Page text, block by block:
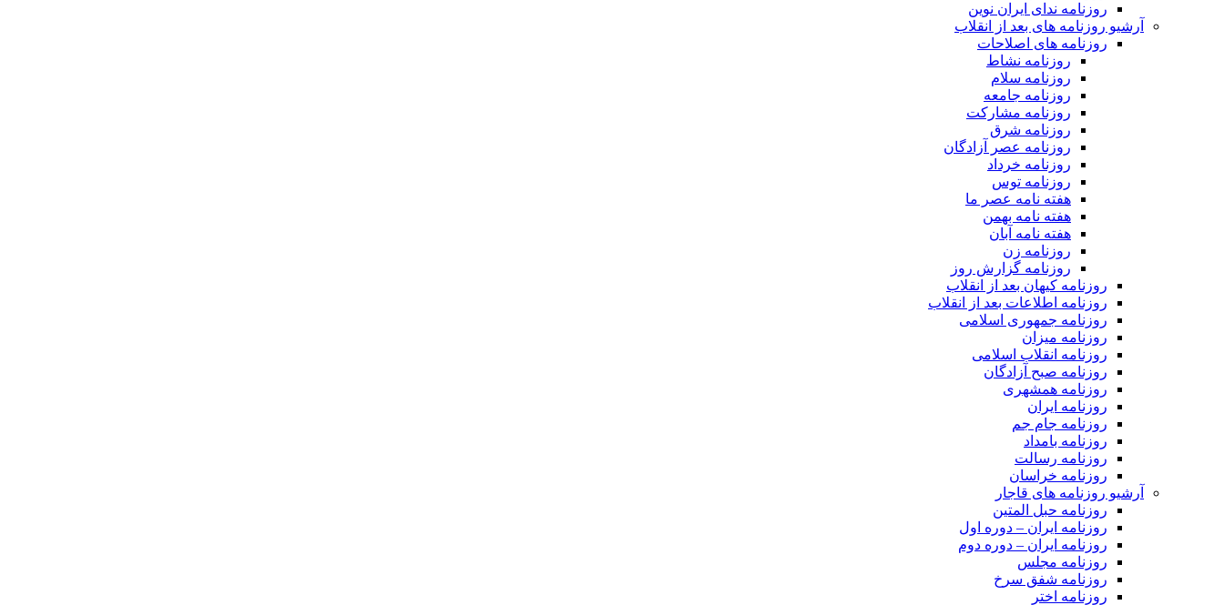
روزنامه ندای ایران نوین
آرشیو روزنامه های بعد از انقلاب
روزنامه های اصلاحات
روزنامه نشاط
روزنامه سلام
روزنامه جامعه
روزنامه مشارکت
روزنامه شرق
روزنامه عصر آزادگان
روزنامه خرداد
روزنامه توس
هفته نامه عصر ما
هفته نامه بهمن
هفته نامه آبان
روزنامه زن
روزنامه گزارش روز
روزنامه کیهان بعد از انقلاب
روزنامه اطلاعات بعد از انقلاب
روزنامه جمهوری اسلامی
روزنامه میزان
روزنامه انقلاب اسلامی
روزنامه صبح آزادگان
روزنامه همشهری
روزنامه ایران
روزنامه جام جم
روزنامه بامداد
روزنامه رسالت
روزنامه خراسان
آرشیو روزنامه های قاجار
روزنامه حبل المتین
روزنامه ایران – دوره اول
روزنامه ایران – دوره دوم
روزنامه مجلس
روزنامه شفق سرخ
روزنامه اختر